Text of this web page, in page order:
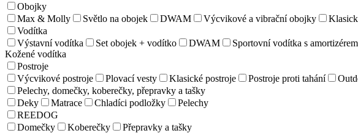
Obojky
Max & Molly
Světlo na obojek DWAM Výcvikové a vibrační obojky
Vodítka
Výstavní vodítka
Set obojek + vodítko DWAM Sportovní vodítka s amortizérem
Kožené vodítka
Postroje
Výcvikové postroje
Plovací vesty Klasické postroje Postroje proti tahání
Pelechy, domečky, koberečky, přepravky a tašky
Deky
Matrace Chladíci podložky
Pelechy
REEDOG
Domečky
Koberečky
Přepravky a tašky